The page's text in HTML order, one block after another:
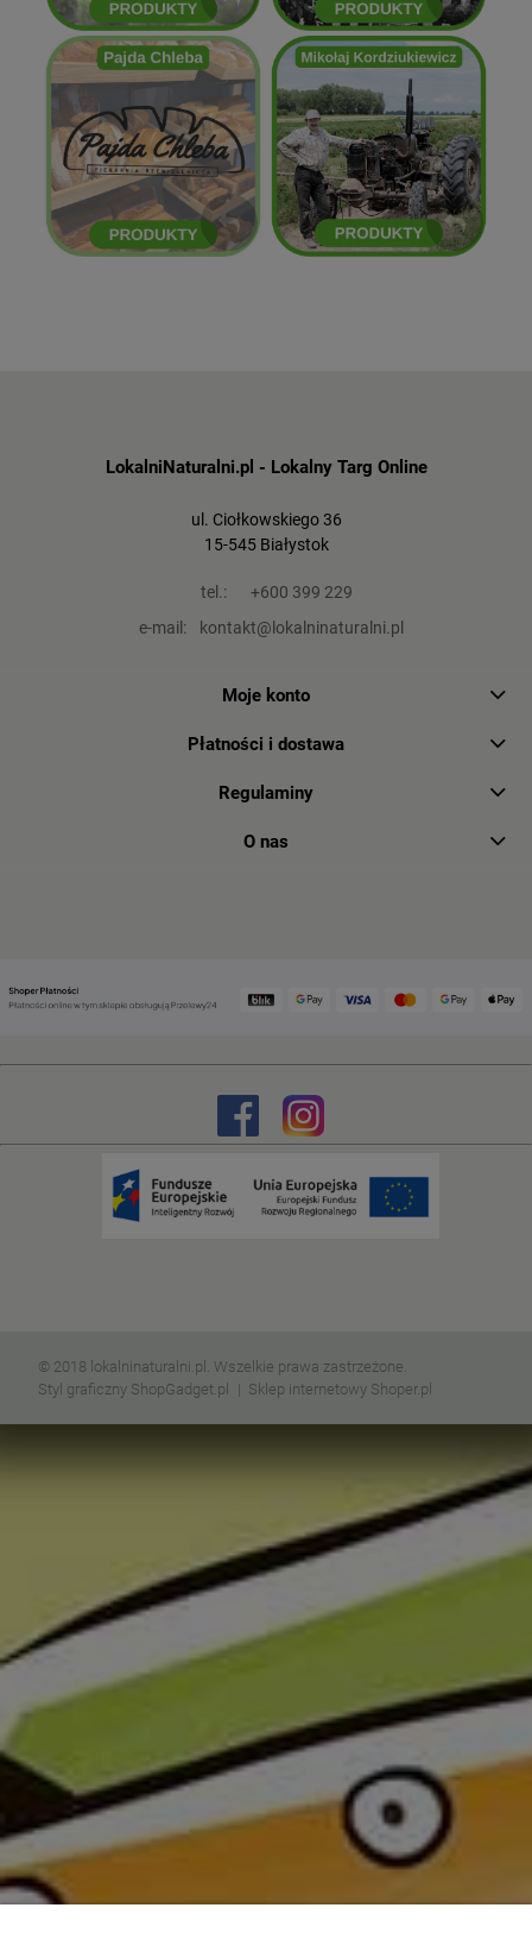
Pajda Chleba
ZOBACZ
Mikołaj Kordziukiewicz
ZOBACZ
LokalniNaturalni.pl - Lokalny Targ Online
ul. Ciołkowskiego 36
15-545 Białystok
tel.:
+600 399 229
e-mail:
kontakt@lokalninaturalni.pl
Moje konto
Płatności i dostawa
Regulaminy
O nas
© 2018 lokalninaturalni.pl. Wszelkie prawa zastrzeżone.
Styl graficzny ShopGadget.pl
Sklep internetowy Shoper.pl